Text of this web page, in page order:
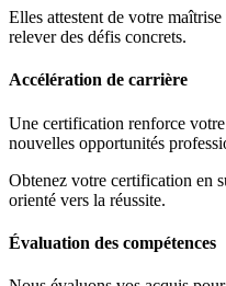
Elles attestent de votre
relever des défis concrets.
Accélération de carrière
Une certification renforce
nouvelles opportunités
Obtenez votre certification en
orienté vers la réussite.
Évaluation des compétences